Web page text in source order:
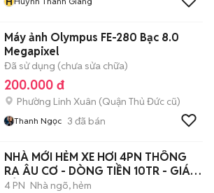
Máy ảnh Olympus FE-280 Bạc 8.0
Megapixel
Đã sử dụng (chưa sửa chữa)
200.000 đ
Phường Linh Xuân (Quận Thủ Đức cũ)
Thanh Ngọc 3 đã bán
NHÀ MỚI HẺM XE HƠI 4PN THÔNG
RA ÂU CƠ - DÒNG TIỀN 10TR - GIÁ 3
TỶ 7
4 PN Nhà ngõ, hẻm